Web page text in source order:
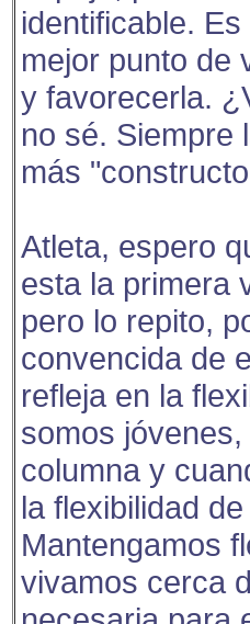
identificable.
mejor punto de
y favorecerla.
no sé. Siempre
más
Atleta, espero
esta la primera
pero lo repito,
convencida de
refleja en la
somos
columna y
la flexibilidad
Mantengamos
vivamos cerca